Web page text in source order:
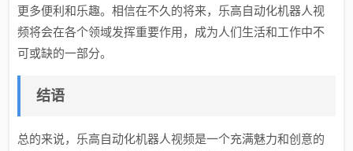
更多便利和乐趣。相信在不久的将来，乐高自动化机器人视
频将会在各个领域发挥重要作用，成为人们生活和工作中不
可或缺的一部分。
结语
总的来说，乐高自动化机器人视频是一个充满魅力和创意的